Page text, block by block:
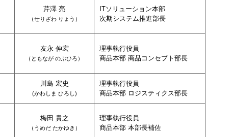
芹澤 亮
（せりざわ りょう ）
ITソリューション本部
次期システム推進部長
友永 伸宏
（ ともなが のぶひろ）
理事執行役員
商品本部 商品コンセプト部長
川島 宏史
(かわしま ひろし)
理事執行役員
商品本部 ロジスティクス部長
梅田 貴之
（ うめだ たかゆき ）
理事執行役員
商品本部 本部長補佐